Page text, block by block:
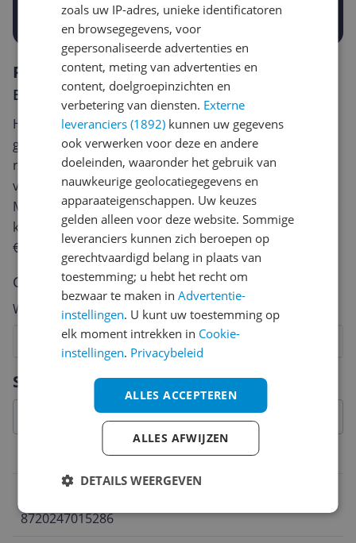
Prijsalert aanzetten
Specificaties
Belangrijkste kenmerken
8720247015286
Reviews
Er zijn nog geen reviews geschreven
Heb jij dit product in bezit en wil je graag je mening
geven? Start dan hieronder met het schrijven van je
review. Afhankelijk van de details duurt het schrijven
van een review gemiddeld tussen de 3 en 10 minuten.
Met jouw mening help je andere bezoekers een betere
keuze te maken én maak je iedere maand kans op
€250,-!
Klik hier voor de actievoorwaarden.
Cijfer
Welk cijfer geef jij dit product?
7
6
5
4
3
2
zoals uw IP-adres, unieke identificatoren
en browsegegevens, voor
gepersonaliseerde advertenties en
content, meting van advertenties en
content, doelgroepinzichten en
verbetering van diensten. Externe
leveranciers (1892) kunnen uw gegevens
ook verwerken voor deze en andere
doeleinden, waaronder het gebruik van
nauwkeurige geolocatiegegevens en
apparaateigenschappen. Uw keuzes
gelden alleen voor deze website. Sommige
leveranciers kunnen zich beroepen op
gerechtvaardigd belang in plaats van
toestemming; u hebt het recht om
bezwaar te maken inAdvertentie-
instellingen. U kunt uw toestemming op
elk moment intrekken in Cookie-
instellingen. Privacybeleid
ALLES ACCEPTEREN
ALLES AFWIJZEN
DETAILS WEERGEVEN